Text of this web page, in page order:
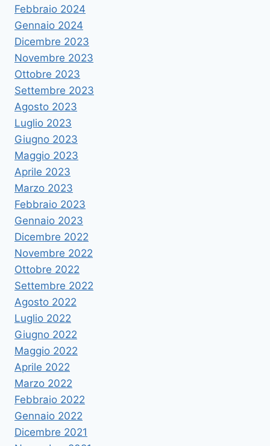
Febbraio 2024
Gennaio 2024
Dicembre 2023
Novembre 2023
Ottobre 2023
Settembre 2023
Agosto 2023
Luglio 2023
Giugno 2023
Maggio 2023
Aprile 2023
Marzo 2023
Febbraio 2023
Gennaio 2023
Dicembre 2022
Novembre 2022
Ottobre 2022
Settembre 2022
Agosto 2022
Luglio 2022
Giugno 2022
Maggio 2022
Aprile 2022
Marzo 2022
Febbraio 2022
Gennaio 2022
Dicembre 2021